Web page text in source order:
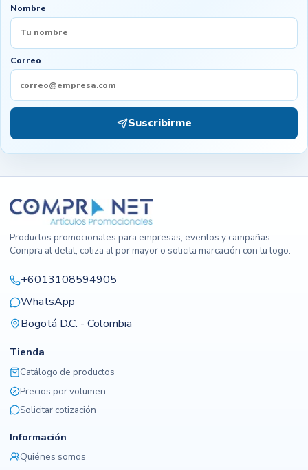
Nombre
Correo
Suscribirme
Productos promocionales para empresas, eventos y campañas.
Compra al detal, cotiza al por mayor o solicita marcación con tu logo.
+6013108594905
WhatsApp
Bogotá D.C. - Colombia
Tienda
Catálogo de productos
Precios por volumen
Solicitar cotización
Información
Quiénes somos